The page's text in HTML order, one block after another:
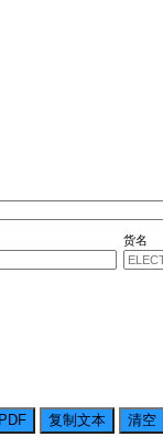
货名
复制文本 清空